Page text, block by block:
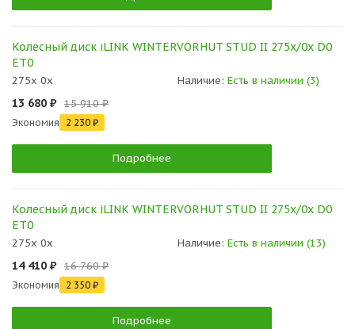
Колесный диск iLINK WINTERVORHUT STUD II 275x/0x D0
ET0
275x 0x Наличие: Есть в наличии (3)
13 680 ₽ 15 910 ₽
Экономия 2 230 ₽
Подробнее
Колесный диск iLINK WINTERVORHUT STUD II 275x/0x D0
ET0
275x 0x Наличие: Есть в наличии (13)
14 410 ₽ 16 760 ₽
Экономия 2 350 ₽
Подробнее